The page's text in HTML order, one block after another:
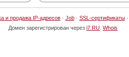
и продажа IP-адресов· Job· SSL-сертификаты·
Домен зарегистрирован через i7.RU Whois